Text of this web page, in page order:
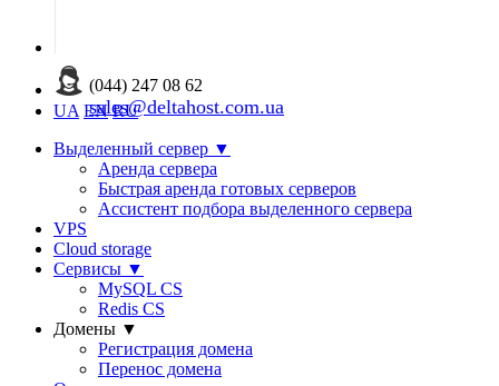
(044) 247 08 62
sales@deltahost.com.ua
UA EN RU
Выделенный сервер ▼
Аренда сервера
Быстрая аренда готовых серверов
Ассистент подбора выделенного сервера
VPS
Cloud storage
Сервисы ▼
MySQL CS
Redis CS
Домены ▼
Регистрация домена
Перенос домена